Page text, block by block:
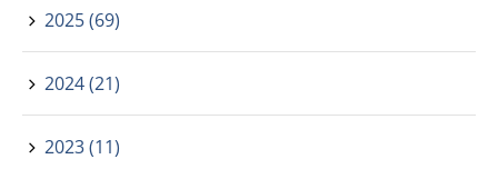
2025 (69)
2024 (21)
2023 (11)